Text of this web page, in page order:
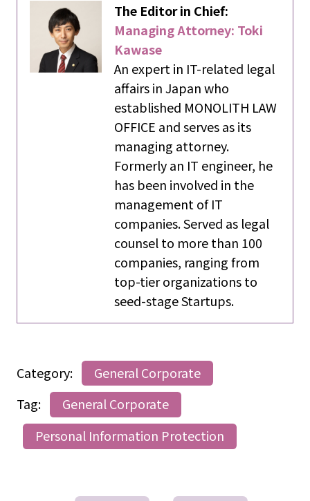
The Editor in Chief:
Managing Attorney: Toki
Kawase
An expert in IT-related legal
affairs in Japan who
established MONOLITH LAW
OFFICE and serves as its
managing attorney.
Formerly an IT engineer, he
has been involved in the
management of IT
companies. Served as legal
counsel to more than 100
companies, ranging from
top-tier organizations to
seed-stage Startups.
Category:
General Corporate
Tag:
General Corporate
Personal Information Protection